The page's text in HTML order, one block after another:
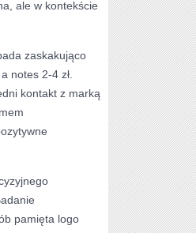
ale w kontekście
zaskakująco
notes 2-4 zł.
kontakt z marką
pamięta logo